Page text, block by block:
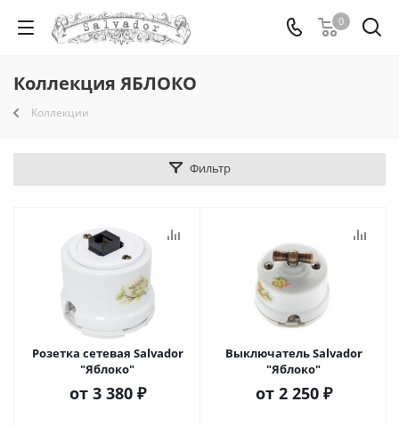
0
Коллекция ЯБЛОКО
Коллекции
Фильтр
Розетка сетевая Salvador
"Яблоко"
от 3 380 ₽
Выключатель Salvador
"Яблоко"
от 2 250 ₽